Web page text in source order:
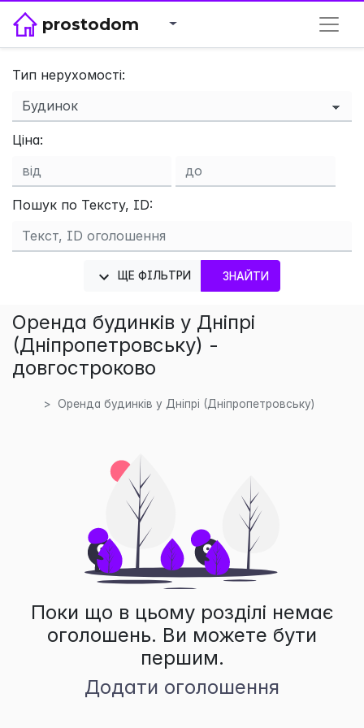
prostodom
Тип нерухомості:
Ціна:
Пошук по Тексту, ID:
ЩЕ ФІЛЬТРИ ЗНАЙТИ
Оренда будинків у Дніпрі
(Дніпропетровську) -
довгостроково
Оренда будинків у Дніпрі (Дніпропетровську)
Поки що в цьому розділі немає
оголошень. Ви можете бути
першим.
Додати оголошення
×